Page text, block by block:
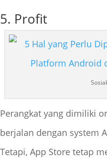
5. Profit
Perangkat yang dimiliki
berjalan dengan system
Tetapi, App Store tetap